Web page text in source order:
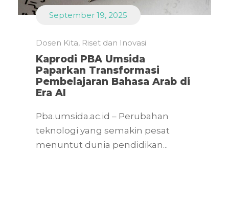
September 19, 2025
Dosen Kita, Riset dan Inovasi
Kaprodi PBA Umsida
Paparkan Transformasi
Pembelajaran Bahasa Arab di
Era AI
Pba.umsida.ac.id – Perubahan
teknologi yang semakin pesat
menuntut dunia pendidikan...